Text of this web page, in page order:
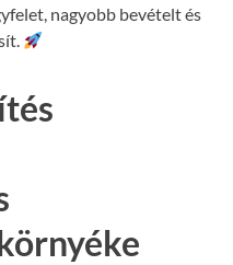
nagyobb bevételt és